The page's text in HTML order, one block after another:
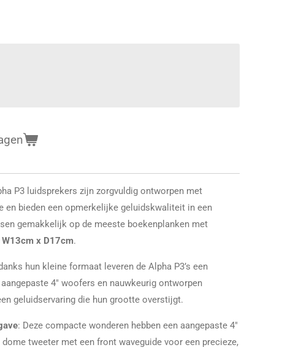
P3 luidsprekers zijn zorgvuldig ontworpen met
en bieden een opmerkelijke geluidskwaliteit in een
gemakkelijk op de meeste boekenplanken met
x D17cm.
hun kleine formaat leveren de Alpha P3’s een
4" woofers en nauwkeurig ontworpen
geluidservaring die hun grootte overstijgt.
: Deze compacte wonderen hebben een aangepaste 4"
tweeter met een front waveguide voor een precieze,